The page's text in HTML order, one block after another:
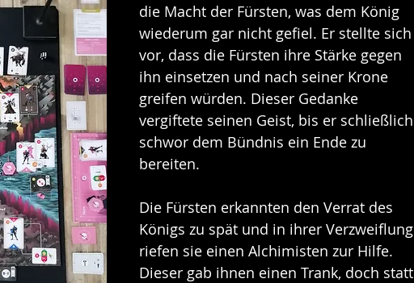
die Macht der Fürsten, was dem König
wiederum gar nicht gefiel. Er stellte sich
vor, dass die Fürsten ihre Stärke gegen
ihn einsetzen und nach seiner Krone
greifen würden. Dieser Gedanke
vergiftete seinen Geist, bis er schließlich
schwor dem Bündnis ein Ende zu
bereiten.
Die Fürsten erkannten den Verrat des
Königs zu spät und in ihrer Verzweiflung
riefen sie einen Alchimisten zur Hilfe.
Dieser gab ihnen einen Trank, doch statt